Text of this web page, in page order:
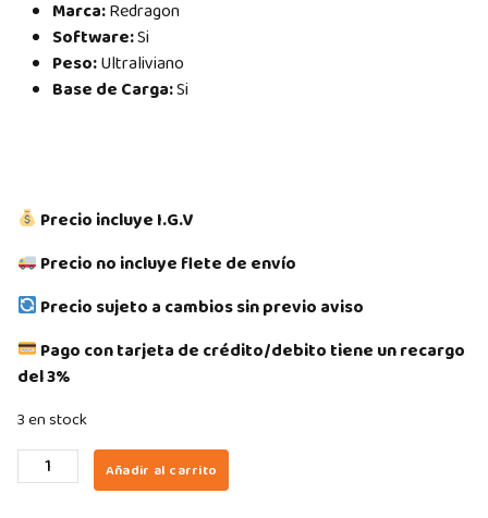
Marca:Redragon
Software:Si
Peso:Ultraliviano
Base de Carga:Si
Precio incluye I.G.V
Precio no incluye flete de envío
Precio sujeto a cambios sin previo aviso
Pago con tarjeta de crédito/debito tiene un recargo
del 3%
3 en stock
MOUSE
GAMER
Añadir al carrito